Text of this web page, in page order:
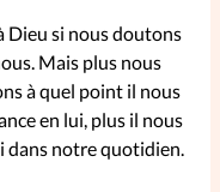
Dieu si nous doutons
Mais plus nous
à quel point il nous
en lui, plus il nous
dans notre quotidien.